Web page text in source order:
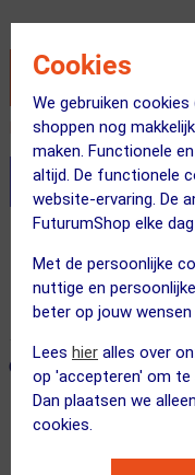
Cookies
We gebruiken
shoppen nog
maken. Functionele
altijd. De functionele
website-ervaring. De
FuturumShop elke
Met de persoonlijke
nuttige en
beter op jouw wensen
Lees hier alles over
op 'accepteren' om te
Dan plaatsen we
cookies.
VOEG TOE AAN
Recent besteld door 11
Stel je productvragen
Voor 23:00 uur
365 dagen
← Terug naar
ONZE AANBEVOLEN